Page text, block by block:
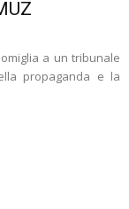
a un tribunale
propaganda e la